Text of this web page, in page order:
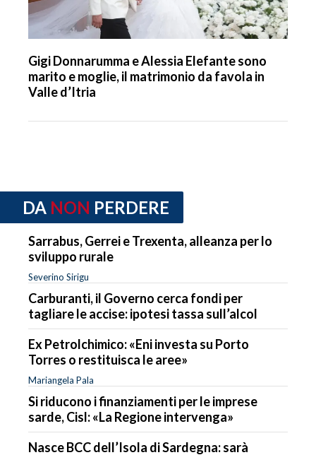
Gigi Donnarumma e Alessia Elefante sono
marito e moglie, il matrimonio da favola in
Valle d’Itria
DA NON PERDERE
Sarrabus, Gerrei e Trexenta, alleanza per lo
sviluppo rurale
Severino Sirigu
Carburanti, il Governo cerca fondi per
tagliare le accise: ipotesi tassa sull’alcol
Ex Petrolchimico: «Eni investa su Porto
Torres o restituisca le aree»
Mariangela Pala
Si riducono i finanziamenti per le imprese
sarde, Cisl: «La Regione intervenga»
Nasce BCC dell’Isola di Sardegna: sarà